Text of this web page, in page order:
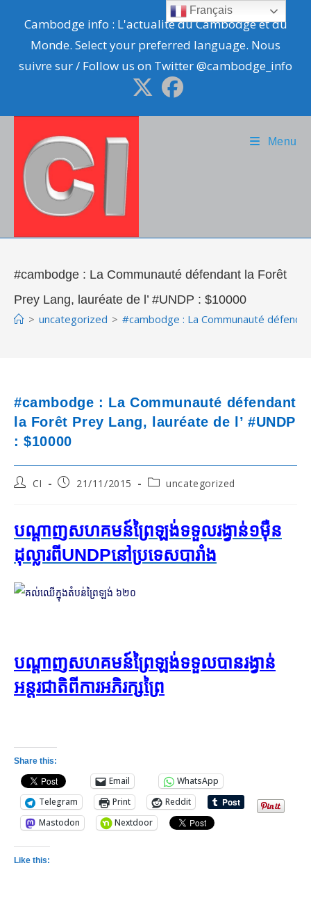
content
Cambodge info : L'actualité du Cambodge et du
Monde. Select your preferred language. Nous
suivre sur / Follow us on Twitter @cambodge_info
Menu
#cambodge : La Communauté défendant la Forêt
Prey Lang, lauréate de l’ #UNDP : $10000
> uncategorized > #cambodge : La Communauté
#cambodge : La Communauté défendant
la Forêt Prey Lang, lauréate de l’ #UNDP
: $10000
PostCI
Post21/11/2015
Postuncategorized
បណ្តាញសហគមន៍ព្រៃឡង់ទទួល​រង្វាន់​១ម៉ឺន
ដុល្លារ​ពីUNDPនៅ​​ប្រទេស​បារាំង
បណ្ដាញ​សហគមន៍​ព្រៃឡង់​ទទួល​បាន​រង្វាន់​
អន្តរជាតិ​ពី​ការ​អភិរក្ស​ព្រៃ
Share this:
Email
WhatsApp
Telegram
Print
Reddit
Mastodon
Nextdoor
Like this:
Français